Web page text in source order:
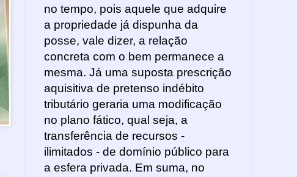
no tempo, pois aquele que adquire
a propriedade já dispunha da
posse, vale dizer, a relação
concreta com o bem permanece a
mesma. Já uma suposta prescrição
aquisitiva de pretenso indébito
tributário geraria uma modificação
no plano fático, qual seja, a
transferência de recursos -
ilimitados - de domínio público para
a esfera privada. Em suma, no